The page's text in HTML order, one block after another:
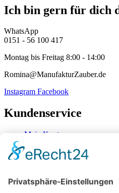
Ich bin gern für dich
WhatsApp
0151 - 56 100 417
Montag bis Freitag 8:00 - 14:00
Romina@ManufakturZauber.de
Instagram Facebook
Kundenservice
Mein Konto
Zahlung & Versand
Widerrufsbelehrung
Mein Konto
Kontakt